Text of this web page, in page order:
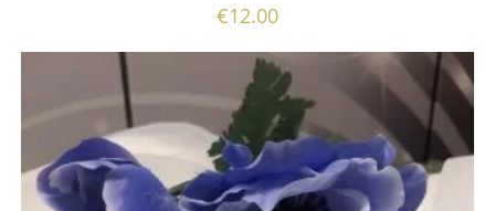
€12.00